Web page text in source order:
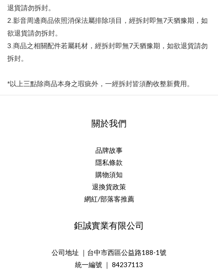
退貨請勿拆封。
2.影音周邊商品依照消保法屬排除項目，經拆封即無7天猶豫期，如
欲退貨請勿拆封。
3.商品之相關配件若屬耗材，經拆封即無7天猶豫期，如欲退貨請勿
拆封。
*以上三點除商品本身之瑕疵外，一經拆封皆須酌收整新費用。
關於我們
品牌故事
隱私條款
購物須知
退換貨政策
網紅/部落客推薦
鉅誠實業有限公司
公司地址 ｜台中市西區公益路188-1號
統一編號 ｜ 84237113